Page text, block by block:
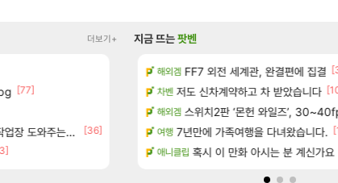
더보기+
[77]
짓은 좀 아니지않냐?
[36]
리니지M 방금 일어난일 [14]
메이플 8월 9일 썬데이 메이플 [155]
검은사막 하이퍼 부스트 이후 길 잃은 뉴비분
오버워치 D.Mon 애니메이션 영웅 시네마틱
LoL 페이즈 영애짤 찾았다 [1]
지금 뜨는팟벤
완판?
주요 필모
작 모음
주요 필모
환한 영혼 도전과제
해외겜 FF7 외전 세계관, 완결편에 집결
차벤 저도 신차계약하고 차 받았습니다
해외겜 스위치2판 ‘몬헌 와일즈’,
여행 7년만에 가족여행을 다녀왔습니다.
애니클립 혹시 이 만화 아시는 분 계신가요